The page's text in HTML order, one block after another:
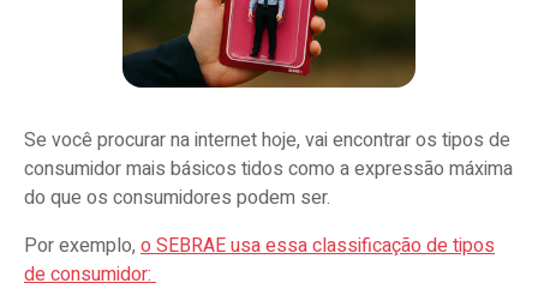
Se você procurar na internet hoje, vai encontrar os tipos de
consumidor mais básicos tidos como a expressão máxima
do que os consumidores podem ser.
Por exemplo, o SEBRAE usa essa classificação de tipos
de consumidor: